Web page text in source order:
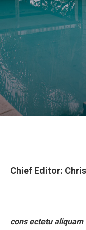
Chief Editor:
cons ectetu